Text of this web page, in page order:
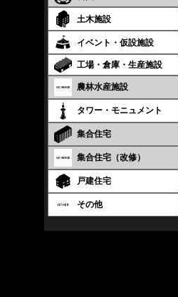
土木施設
イベント・仮設施設
工場・倉庫・生産施設
農林水産施設
タワー・モニュメント
集合住宅
集合住宅（改修）
戸建住宅
その他